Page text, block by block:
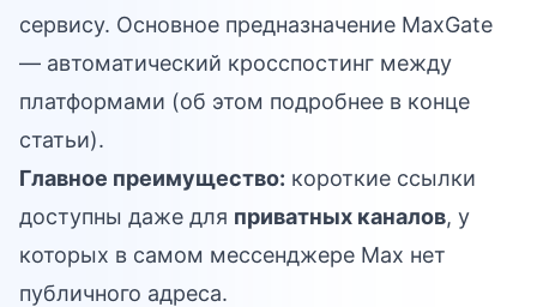
сервису. Основное предназначение MaxGate
— автоматический кросспостинг между
платформами (об этом подробнее в конце
статьи).
Главное преимущество: короткие ссылки
доступны даже для приватных каналов, у
которых в самом мессенджере Max нет
публичного адреса.